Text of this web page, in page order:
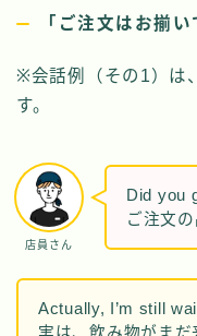
「ご注文はお揃
※会話例（その1）は
す。
店員さん
Did you
ご注文
Actually, I’m still
実は、飲み物がまだ